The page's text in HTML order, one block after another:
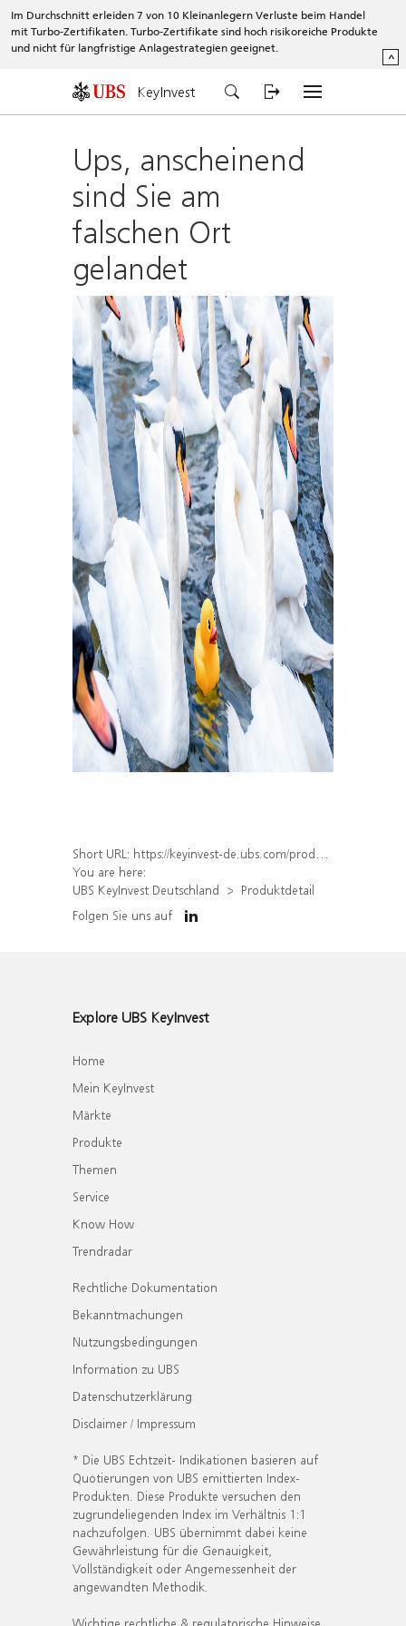
Im Durchschnitt erleiden 7 von 10 Kleinanlegern Verluste beim Handel
mit Turbo-Zertifikaten. Turbo-Zertifikate sind hoch risikoreiche Produkte
und nicht für langfristige Anlagestrategien geeignet.
^
KeyInvest
Ups, anscheinend
sind Sie am
falschen Ort
gelandet
Short URL: https://keyinvest-de.ubs.com/produkt/detail/index/isin/DE000WA6NHW0
You are here:
UBS KeyInvest Deutschland
Produktdetail
Folgen Sie uns auf
Explore UBS KeyInvest
Home
Mein KeyInvest
Märkte
Produkte
Themen
Service
Know How
Trendradar
Rechtliche Dokumentation
Bekanntmachungen
Nutzungsbedingungen
Information zu UBS
Datenschutzerklärung
Disclaimer / Impressum
* Die UBS Echtzeit- Indikationen basieren auf
Quotierungen von UBS emittierten Index-
Produkten. Diese Produkte versuchen den
zugrundeliegenden Index im Verhältnis 1:1
nachzufolgen. UBS übernimmt dabei keine
Gewährleistung für die Genauigkeit,
Vollständigkeit oder Angemessenheit der
angewandten Methodik.